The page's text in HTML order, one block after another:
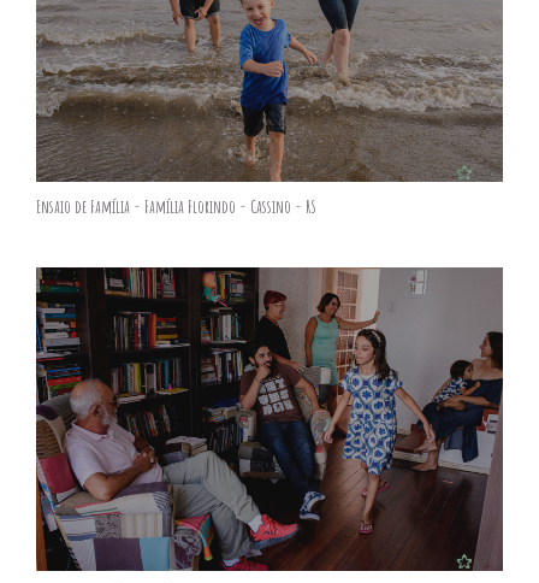
Ensaio de Família - Família Florindo - Cassino - RS